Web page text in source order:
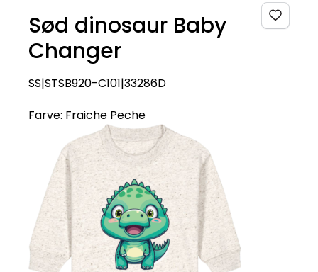
Sød dinosaur Baby
Changer
SS|STSB920-C101|33286D
Farve: Fraiche Peche